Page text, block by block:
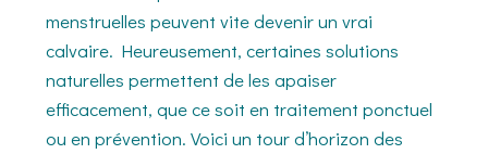
menstruelles peuvent vite devenir un vrai
calvaire. Heureusement, certaines solutions
naturelles permettent de les apaiser
efficacement, que ce soit en traitement ponctuel
ou en prévention. Voici un tour d’horizon des